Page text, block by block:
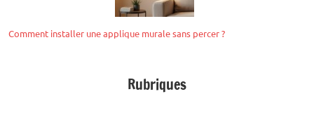
Comment installer une applique murale sans percer ?
Rubriques